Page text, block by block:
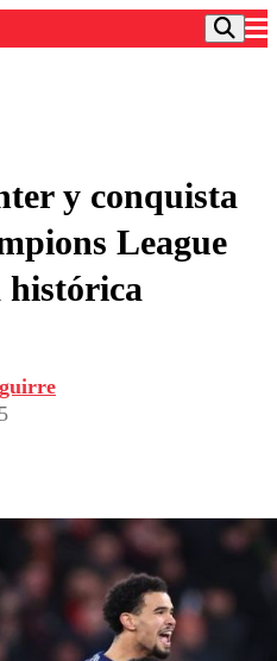
Chile
en medios
y conquista
League
histórica